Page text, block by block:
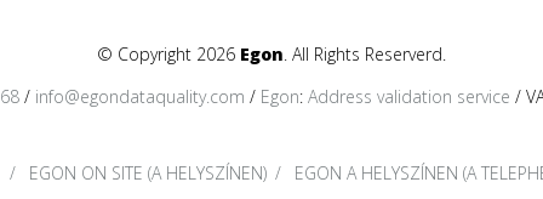
© Copyright 2026 Egon. All Rights Reserverd.
/ info@egondataquality.com / Egon: Address validation service /
EGON ON SITE (A HELYSZÍNEN) EGON A HELYSZÍNEN (A